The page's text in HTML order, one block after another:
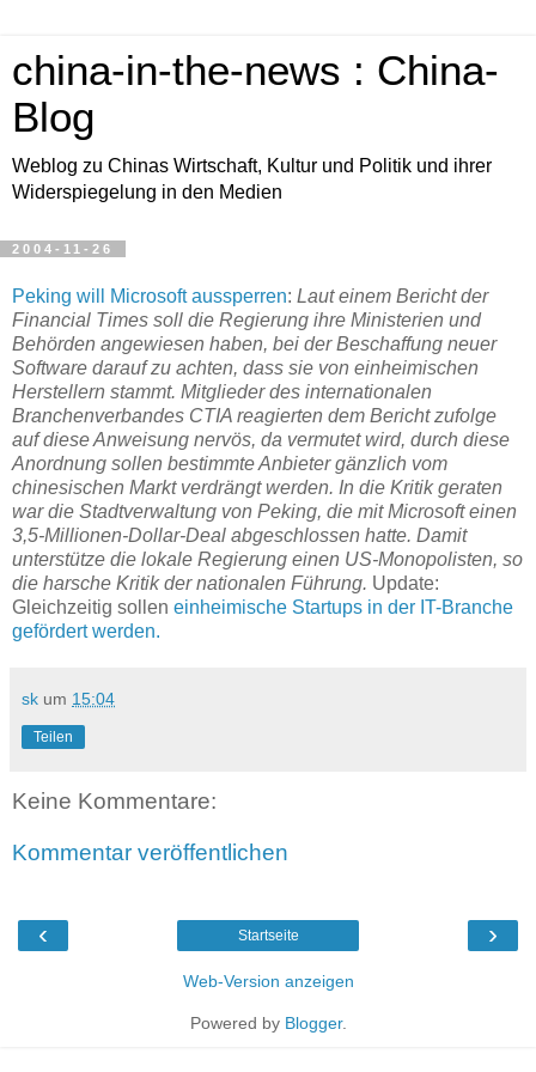
china-in-the-news : China-
Blog
Weblog zu Chinas Wirtschaft, Kultur und Politik und ihrer
Widerspiegelung in den Medien
2004-11-26
Peking will Microsoft aussperren: Laut einem Bericht der
Financial Times soll die Regierung ihre Ministerien und
Behörden angewiesen haben, bei der Beschaffung neuer
Software darauf zu achten, dass sie von einheimischen
Herstellern stammt. Mitglieder des internationalen
Branchenverbandes CTIA reagierten dem Bericht zufolge
auf diese Anweisung nervös, da vermutet wird, durch diese
Anordnung sollen bestimmte Anbieter gänzlich vom
chinesischen Markt verdrängt werden. In die Kritik geraten
war die Stadtverwaltung von Peking, die mit Microsoft einen
3,5-Millionen-Dollar-Deal abgeschlossen hatte. Damit
unterstütze die lokale Regierung einen US-Monopolisten, so
die harsche Kritik der nationalen Führung. Update:
Gleichzeitig sollen einheimische Startups in der IT-Branche
gefördert werden.
sk um 15:04
Teilen
Keine Kommentare:
Kommentar veröffentlichen
‹ ›
Startseite
Web-Version anzeigen
Powered by Blogger.